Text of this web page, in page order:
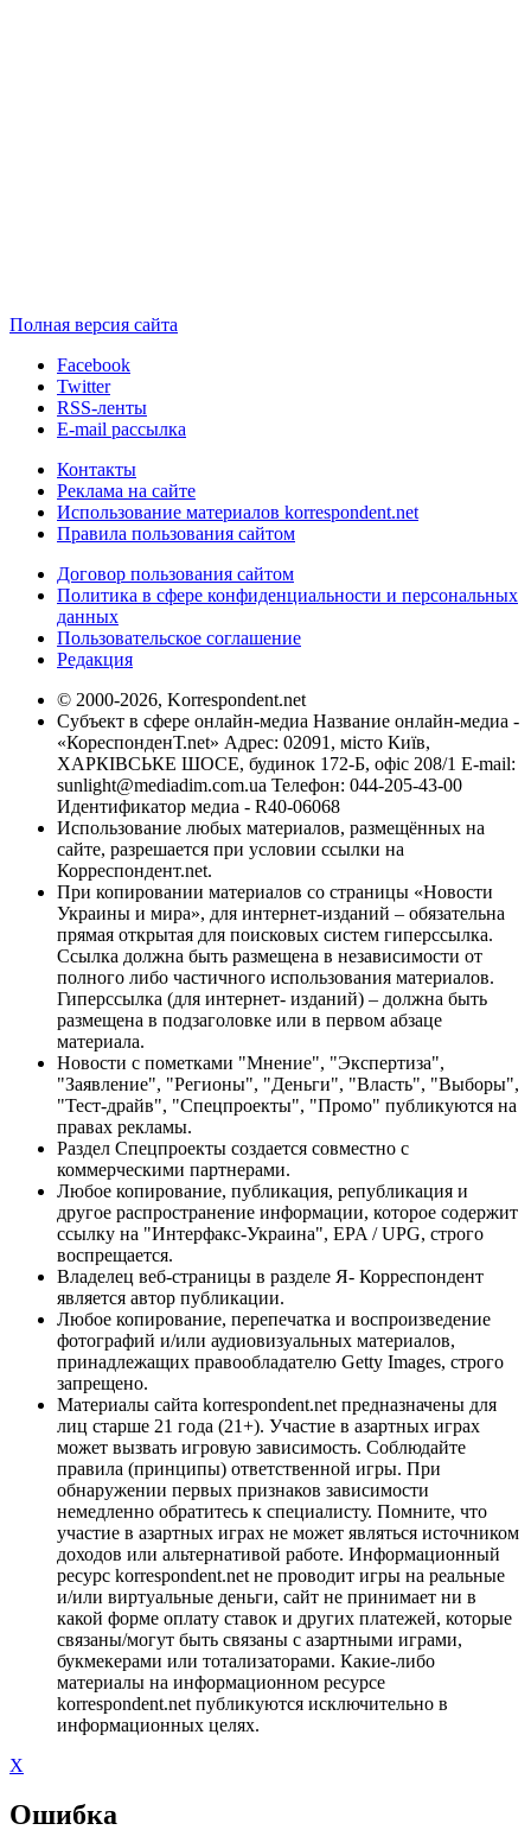
Полная версия сайта
Facebook
Twitter
RSS-ленты
E-mail рассылка
Контакты
Реклама на сайте
Использование материалов korrespondent.net
Правила пользования сайтом
Договор пользования сайтом
Политика в сфере конфиденциальности и персональных
данных
Пользовательское соглашение
Редакция
© 2000-2026, Korrespondent.net
Субъект в сфере онлайн-медиа Название онлайн-медиа -
«КореспонденТ.net» Адрес: 02091, місто Київ,
ХАРКІВСЬКЕ ШОСЕ, будинок 172-Б, офіс 208/1 E-mail:
sunlight@mediadim.com.ua Телефон: 044-205-43-00
Идентификатор медиа - R40-06068
Использование любых материалов, размещённых на
сайте, разрешается при условии ссылки на
Корреспондент.net.
При копировании материалов со страницы «Новости
Украины и мира», для интернет-изданий – обязательна
прямая открытая для поисковых систем гиперссылка.
Ссылка должна быть размещена в независимости от
полного либо частичного использования материалов.
Гиперссылка (для интернет- изданий) – должна быть
размещена в подзаголовке или в первом абзаце
материала.
Новости с пометками "Мнение", "Экспертиза",
"Заявление", "Регионы", "Деньги", "Власть", "Выборы",
"Тест-драйв", "Спецпроекты", "Промо" публикуются на
правах рекламы.
Раздел Спецпроекты создается совместно с
коммерческими партнерами.
Любое копирование, публикация, републикация и
другое распространение информации, которое содержит
ссылку на "Интерфакс-Украина", EPA / UPG, строго
воспрещается.
Владелец веб-страницы в разделе Я- Корреспондент
является автор публикации.
Любое копирование, перепечатка и воспроизведение
фотографий и/или аудиовизуальных материалов,
принадлежащих правообладателю Getty Images, строго
запрещено.
Материалы сайта korrespondent.net предназначены для
лиц старше 21 года (21+). Участие в азартных играх
может вызвать игровую зависимость. Соблюдайте
правила (принципы) ответственной игры. При
обнаружении первых признаков зависимости
немедленно обратитесь к специалисту. Помните, что
участие в азартных играх не может являться источником
доходов или альтернативой работе. Информационный
ресурс korrespondent.net не проводит игры на реальные
и/или виртуальные деньги, сайт не принимает ни в
какой форме оплату ставок и других платежей, которые
связаны/могут быть связаны с азартными играми,
букмекерами или тотализаторами. Какие-либо
материалы на информационном ресурсе
korrespondent.net публикуются исключительно в
информационных целях.
X
Ошибка